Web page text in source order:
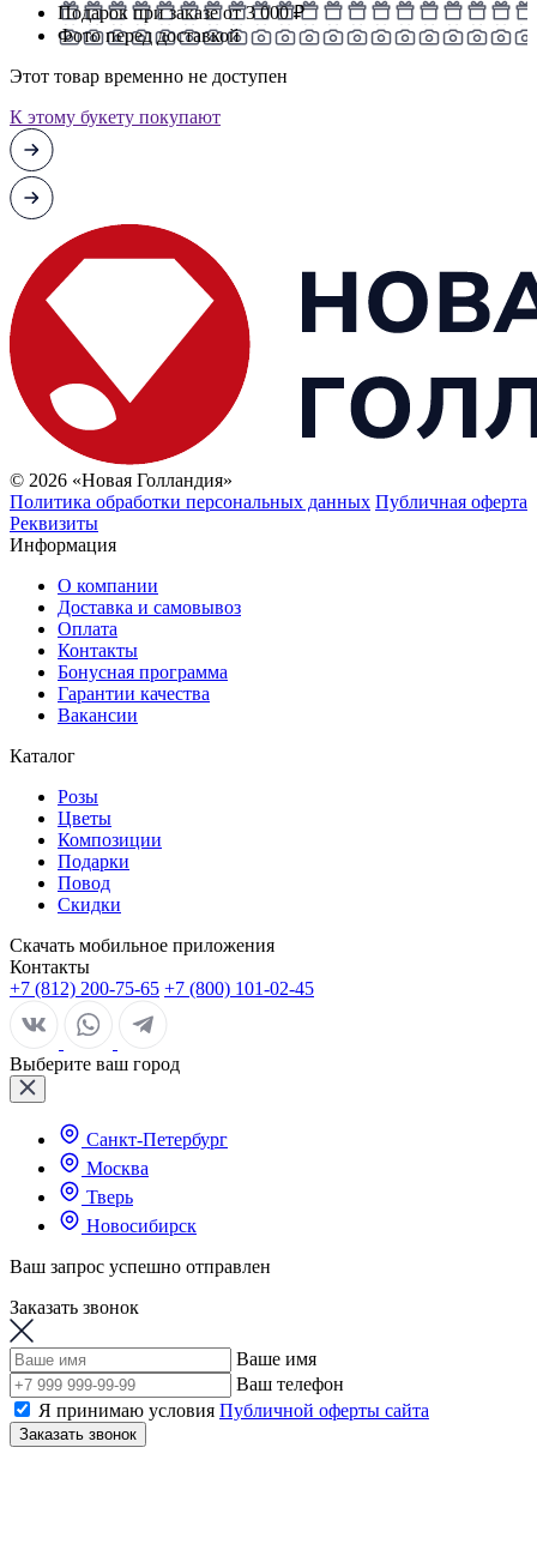
Подарок при заказе от 3 000 ₽
Фото перед доставкой
Этот товар временно не доступен
К этому букету покупают
© 2026 «Новая Голландия»
Политика обработки персональных данных Публичная оферта
Реквизиты
Информация
О компании
Доставка и самовывоз
Оплата
Контакты
Бонусная программа
Гарантии качества
Вакансии
Каталог
Розы
Цветы
Композиции
Подарки
Повод
Скидки
Скачать мобильное приложения
Контакты
+7 (812) 200-75-65 +7 (800) 101-02-45
Выберите ваш город
Санкт-Петербург
Москва
Тверь
Новосибирск
Ваш запрос успешно отправлен
Заказать звонок
Ваше имя
Ваш телефон
Я принимаю условия Публичной оферты сайта
Заказать звонок